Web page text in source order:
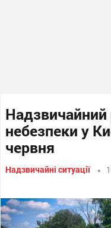
небезпеки у
червня
Надзвичайні ситуації